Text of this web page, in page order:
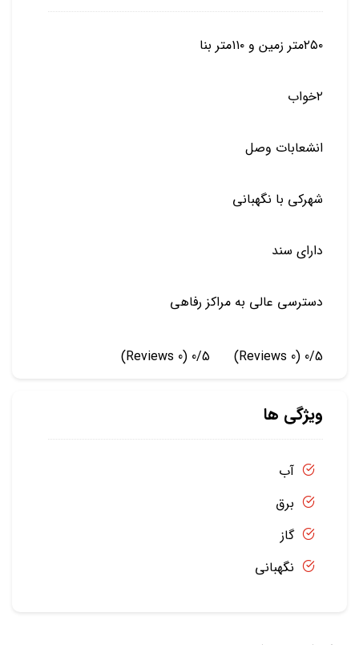
۲۵۰متر زمین و ۱۱۰متر بنا
۲خواب
انشعابات وصل
شهرکی با نگهبانی
دارای سند
دسترسی عالی به مراکز رفاهی
0/5
(0 Reviews)
0/5
(0 Reviews)
ویژگی ها
آب
برق
گاز
نگهبانی